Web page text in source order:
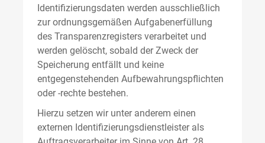
Identifizierungsdaten werden ausschließlich
zur ordnungsgemäßen Aufgabenerfüllung
des Transparenzregisters verarbeitet und
werden gelöscht, sobald der Zweck der
Speicherung entfällt und keine
entgegenstehenden Aufbewahrungspflichten
oder -rechte bestehen.
Hierzu setzen wir unter anderem einen
externen Identifizierungsdienstleister als